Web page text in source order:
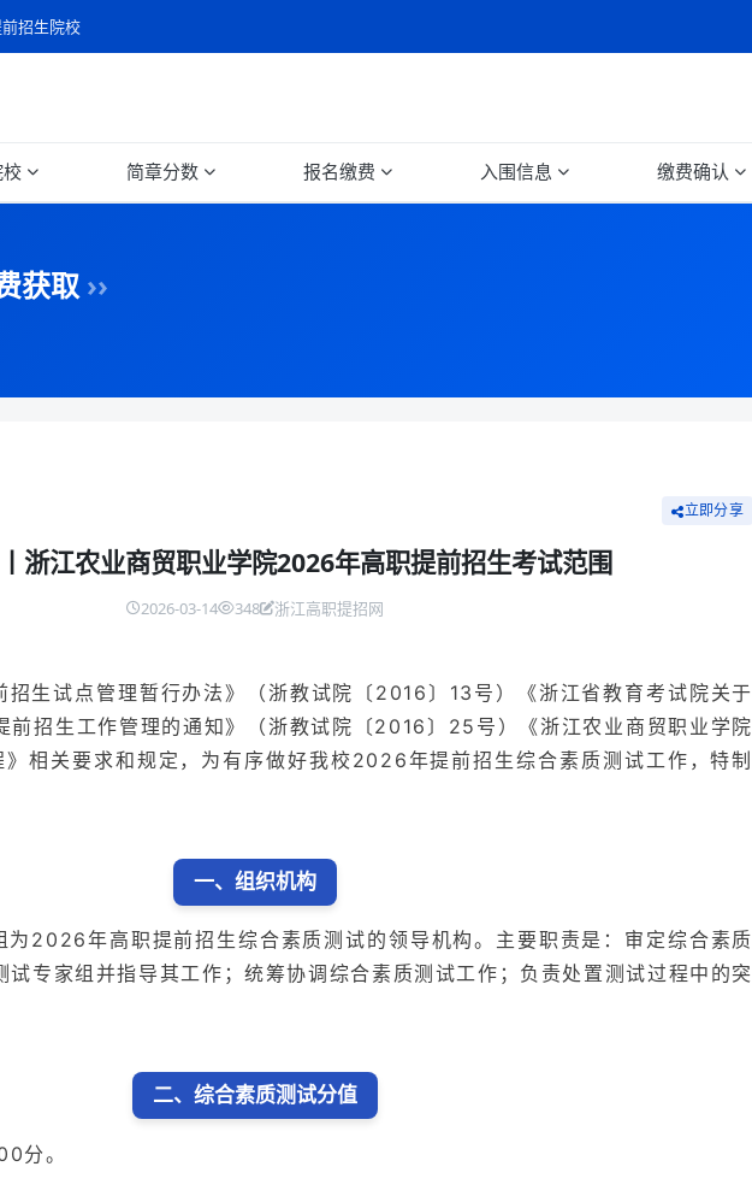
前招生院校
简章分数 报名缴费 入围信息 缴费确认
获取 ››
立即分享
浙江农业商贸职业学院2026年高职提前招生考试范围
2026-03-14 348 浙江高职提招网
招生试点管理暂行办法》（浙教试院〔2016〕13号）《浙江省教育考试院关于
前招生工作管理的通知》（浙教试院〔2016〕25号）《浙江农业商贸职业学院
相关要求和规定，为有序做好我校2026年提前招生综合素质测试工作，特制
一、组织机构
为2026年高职提前招生综合素质测试的领导机构。主要职责是：审定综合素质
试专家组并指导其工作；统筹协调综合素质测试工作；负责处置测试过程中的突
二、综合素质测试分值
分。